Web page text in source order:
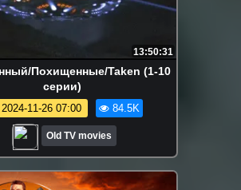
13:50:31
Похищенные/Taken (1-10
серии)
2024-11-26 07:00 84.5K
Old TV movies